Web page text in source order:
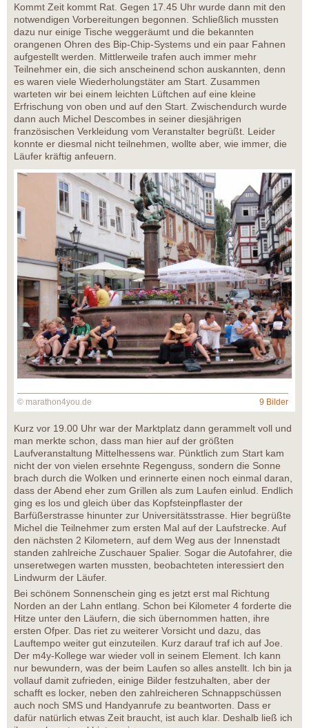
Kommt Zeit kommt Rat. Gegen 17.45 Uhr wurde dann mit den
notwendigen Vorbereitungen begonnen. Schließlich mussten
dazu nur einige Tische weggeräumt und die bekannten
orangenen Ohren des Bip-Chip-Systems und ein paar Fahnen
aufgestellt werden. Mittlerweile trafen auch immer mehr
Teilnehmer ein, die sich anscheinend schon auskannten, denn
es waren viele Wiederholungstäter am Start. Zusammen
warteten wir bei einem leichten Lüftchen auf eine kleine
Erfrischung von oben und auf den Start. Zwischendurch wurde
dann auch Michel Descombes in seiner diesjährigen
französischen Verkleidung vom Veranstalter begrüßt. Leider
konnte er diesmal nicht teilnehmen, wollte aber, wie immer, die
Läufer kräftig anfeuern.
© marathon4you.de 9 Bilder
Kurz vor 19.00 Uhr war der Marktplatz dann gerammelt voll und
man merkte schon, dass man hier auf der größten
Laufveranstaltung Mittelhessens war. Pünktlich zum Start kam
nicht der von vielen ersehnte Regenguss, sondern die Sonne
brach durch die Wolken und erinnerte einen noch einmal daran,
dass der Abend eher zum Grillen als zum Laufen einlud. Endlich
ging es los und gleich über das Kopfsteinpflaster der
Barfüßerstrasse hinunter zur Universitätsstrasse. Hier begrüßte
Michel die Teilnehmer zum ersten Mal auf der Laufstrecke. Auf
den nächsten 2 Kilometern, auf dem Weg aus der Innenstadt
standen zahlreiche Zuschauer Spalier. Sogar die Autofahrer, die
unseretwegen warten mussten, beobachteten interessiert den
Lindwurm der Läufer.
Bei schönem Sonnenschein ging es jetzt erst mal Richtung
Norden an der Lahn entlang. Schon bei Kilometer 4 forderte die
Hitze unter den Läufern, die sich übernommen hatten, ihre
ersten Ofper. Das riet zu weiterer Vorsicht und dazu, das
Lauftempo weiter gut einzuteilen. Kurz darauf traf ich auf Joe.
Der m4y-Kollege war wieder voll in seinem Element. Ich kann
nur bewundern, was der beim Laufen so alles anstellt. Ich bin ja
vollauf damit zufrieden, einige Bilder festzuhalten, aber der
schafft es locker, neben den zahlreicheren Schnappschüssen
auch noch SMS und Handyanrufe zu beantworten. Dass er
dafür natürlich etwas Zeit braucht, ist auch klar. Deshalb ließ ich